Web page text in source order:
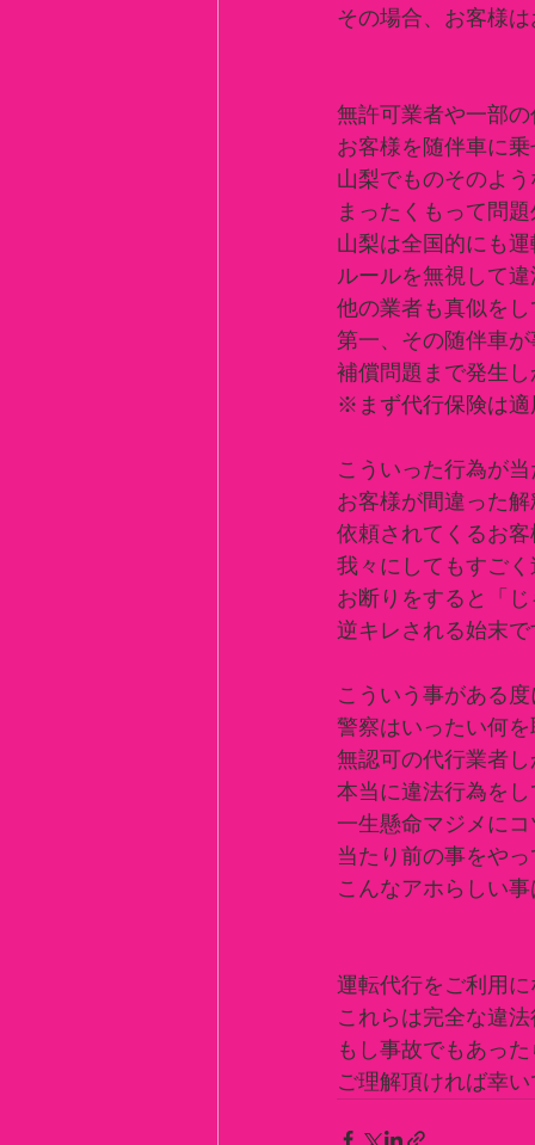
その場合、お客様
無許可業者や一部
お客様を随伴車に
山梨でものそのよ
まったくもって問
山梨は全国的にも
ルールを無視して
他の業者も真似を
第一、その随伴車
補償問題まで発生
※まず代行保険は適
こういった行為が
お客様が間違った
依頼されてくるお
我々にしてもすご
お断りをすると「
逆キレされる始末で
こういう事がある度
警察はいったい何
無認可の代行業者
本当に違法行為を
一生懸命マジメに
当たり前の事をや
こんなアホらしい
運転代行をご利用
これらは完全な違
もし事故でもあっ
ご理解頂ければ幸